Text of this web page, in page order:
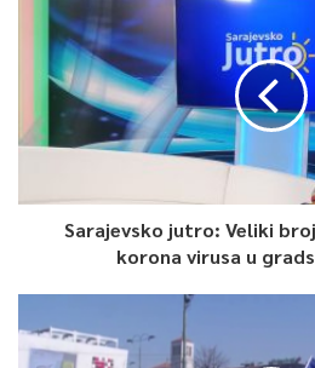
Sarajevsko jutro: Veliki
korona virusa u